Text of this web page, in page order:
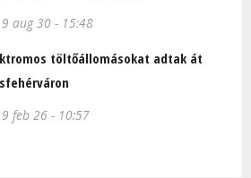
aug 30 - 15:48
töltőállomásokat adtak át
feb 26 - 10:57